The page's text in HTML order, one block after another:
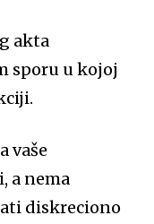
akta
sporu u kojoj
vaše
a nema
diskreciono